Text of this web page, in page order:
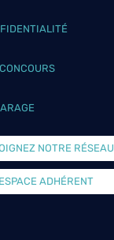
NOTRE RÉSEAU
ESPACE ADHÉRENT